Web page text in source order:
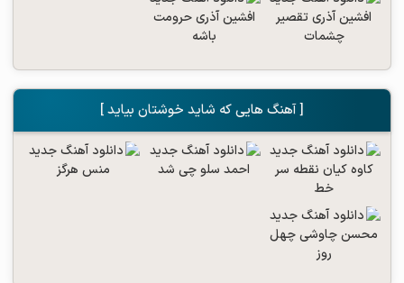
[ آهنگ هایی که شاید خوشتان بیاید ]